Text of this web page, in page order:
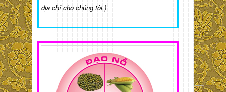
địa chỉ cho chúng tôi.)